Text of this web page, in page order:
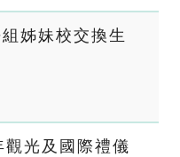
姊妹校交換生
觀光及國際禮儀